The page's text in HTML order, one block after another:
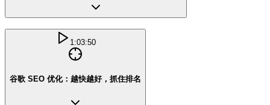
1:03:50
谷歌 SEO 优化：越快越好，抓住排名